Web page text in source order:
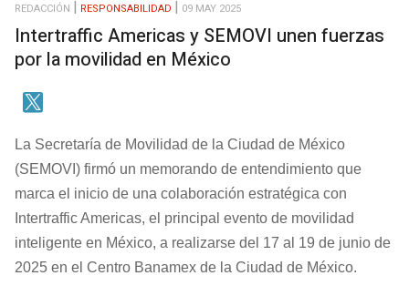
REDACCIÓN RESPONSABILIDAD 09 MAY 2025
Intertraffic Americas y SEMOVI unen fuerzas
por la movilidad en México
La Secretaría de Movilidad de la Ciudad de México
(SEMOVI) firmó un memorando de entendimiento que
marca el inicio de una colaboración estratégica con
Intertraffic Americas, el principal evento de movilidad
inteligente en México, a realizarse del 17 al 19 de junio de
2025 en el Centro Banamex de la Ciudad de México.